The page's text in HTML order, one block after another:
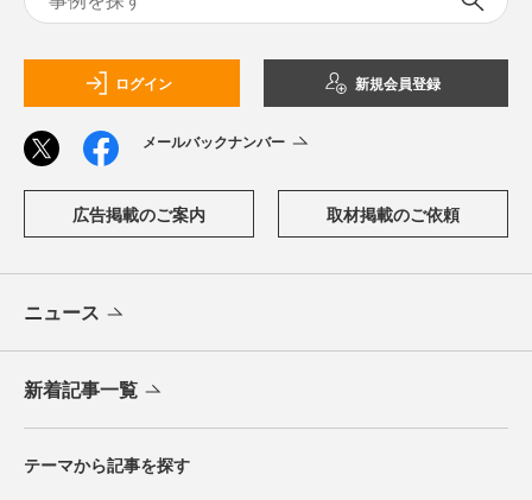
ログイン 新規会員登録
メールバックナンバー
広告掲載のご案内 取材掲載のご依頼
ニュース
新着記事一覧
テーマから記事を探す